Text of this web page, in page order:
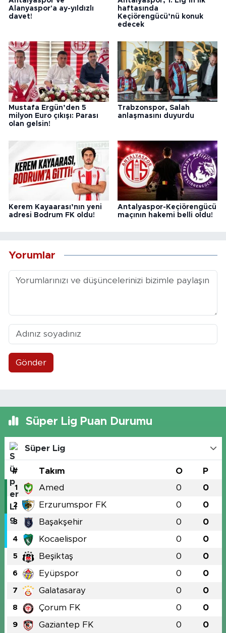
Alanyaspor'a ay-yıldızlı
davet!
haftasında
Keçiörengücü’nü konuk
edecek
Mustafa Ergün’den 5
milyon Euro çıkışı: Parası
olan gelsin!
Trabzonspor, Salah
anlaşmasını duyurdu
Kerem Kayaarası’nın yeni
adresi Bodrum FK oldu!
Antalyaspor-Keçiörengücü
maçının hakemi belli oldu!
Yorumlar
Gönder
Süper Lig Puan Durumu
Süper Lig
# Takım O P
1 Amed 0 0
2 Erzurumspor FK 0 0
3 Başakşehir 0 0
4 Kocaelispor 0 0
5 Beşiktaş 0 0
6 Eyüpspor 0 0
7 Galatasaray 0 0
8 Çorum FK 0 0
9 Gaziantep FK 0 0